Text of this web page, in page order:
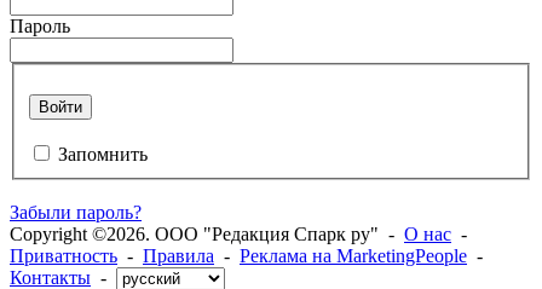
Пароль
Войти
Запомнить
Забыли пароль?
Copyright ©2026. ООО "Редакция Спарк ру" - О нас -
Приватность - Правила - Реклама на MarketingPeople -
Контакты -